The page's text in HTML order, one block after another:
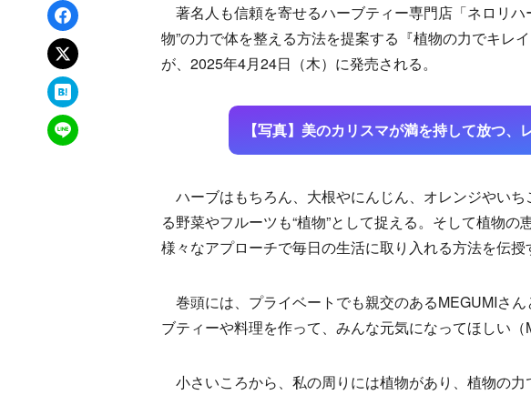
Facebookでシェア
xでポスト
はてなブックマーク
LINEで送る
著名人も信頼を寄せるハーブティー専門店「ネロリ
物”の力で体を整える方法を提案する『植物の力でキレ
が、2025年4月24日（木）に発売される。
【写真】美のカリスマが満を持して放つ
ハーブはもちろん、大根やにんじん、オレンジやい
る野菜やフルーツも“植物”として捉える。そして植物
様々なアプローチで毎日の生活に取り入れる方法を伝授
巻頭には、プライベートでも親交のあるMEGUMIさ
ブティーや料理を作って、みんな元気になってほしい（
小さいころから、私の周りには植物があり、植物の